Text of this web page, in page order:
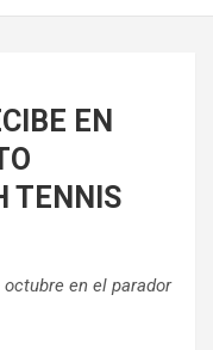
EN
TENNIS
en el parador